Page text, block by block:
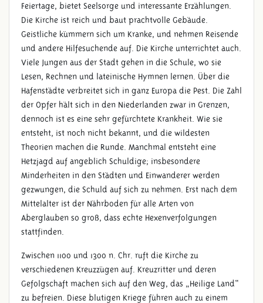
Feiertage, bietet Seelsorge und interessante Erzählungen.
Die Kirche ist reich und baut prachtvolle Gebäude.
Geistliche kümmern sich um Kranke, und nehmen Reisende
und andere Hilfesuchende auf. Die Kirche unterrichtet auch.
Viele Jungen aus der Stadt gehen in die Schule, wo sie
Lesen, Rechnen und lateinische Hymnen lernen. Über die
Hafenstädte verbreitet sich in ganz Europa die Pest. Die Zahl
der Opfer hält sich in den Niederlanden zwar in Grenzen,
dennoch ist es eine sehr gefürchtete Krankheit. Wie sie
entsteht, ist noch nicht bekannt, und die wildesten
Theorien machen die Runde. Manchmal entsteht eine
Hetzjagd auf angeblich Schuldige; insbesondere
Minderheiten in den Städten und Einwanderer werden
gezwungen, die Schuld auf sich zu nehmen. Erst nach dem
Mittelalter ist der Nährboden für alle Arten von
Aberglauben so groß, dass echte Hexenverfolgungen
stattfinden.
Zwischen 1100 und 1300 n. Chr. ruft die Kirche zu
verschiedenen Kreuzzügen auf. Kreuzritter und deren
Gefolgschaft machen sich auf den Weg, das „Heilige Land“
zu befreien. Diese blutigen Kriege führen auch zu einem